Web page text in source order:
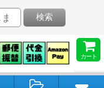
カート
検索